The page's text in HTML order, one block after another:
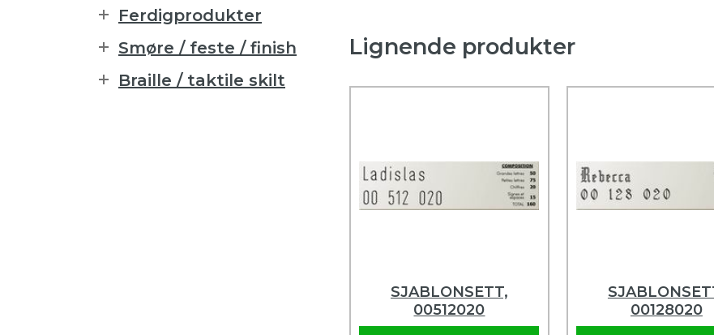
Lignende produkter
SJABLONSETT,
00512020
00128020
Ferdigprodukter
Smøre / feste / finish
Braille / taktile skilt